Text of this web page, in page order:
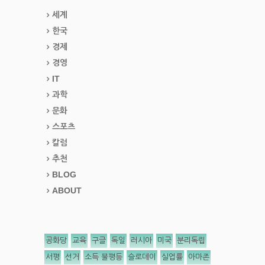
세계
한국
경제
경영
IT
과학
문화
스포츠
칼럼
추천
BLOG
ABOUT
공화당 교육 구글 독일 러시아 미국 분리독립
서평 선거 소득 불평등 슬로데이 실업률 아마존